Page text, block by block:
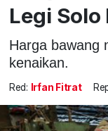
Legi
Harga bawang
kenaikan.
Red: Irfan Fitrat